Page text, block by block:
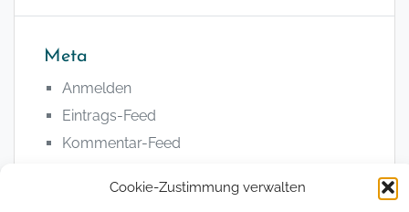
Cookie-Zustimmung verwalten
Meta
Anmelden
Eintrags-Feed
Kommentar-Feed